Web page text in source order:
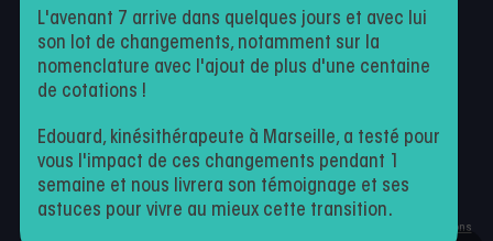
Suivi patient
Conditions
L'avenant 7 arrive dans quelques jours et avec lui
son lot de changements, notamment sur la
nomenclature avec l'ajout de plus d'une centaine
de cotations !
Edouard, kinésithérapeute à Marseille, a testé pour
vous l'impact de ces changements pendant 1
semaine et nous livrera son témoignage et ses
astuces pour vivre au mieux cette transition.